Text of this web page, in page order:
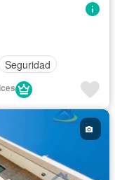
Seguridad